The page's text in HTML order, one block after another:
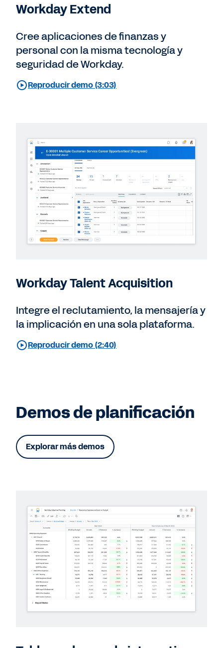
Workday Extend
Cree aplicaciones de finanzas y
personal con la misma tecnología y
seguridad de Workday.
Reproducir demo (3:03)
Workday Talent Acquisition
Integre el reclutamiento, la mensajería y
la implicación en una sola plataforma.
Reproducir demo (2:40)
Demos de planificación
Explorar más demos